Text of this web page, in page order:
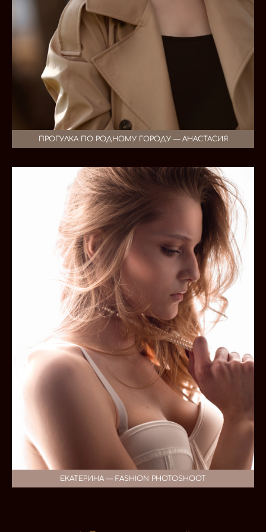
ПРОГУЛКА ПО РОДНОМУ ГОРОДУ — АНАСТАСИЯ
ЕКАТЕРИНА — FASHION PHOTOSHOOT